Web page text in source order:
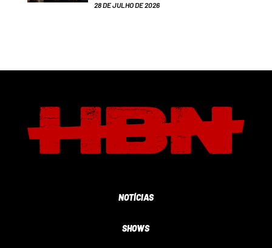
28 DE JULHO DE 2026
NOTÍCIAS
SHOWS